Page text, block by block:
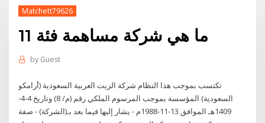
Matchett79626
ما هي شركة مساهمة فئة 11
by Guest
تكتسب بموجب هذا النظام شركة الزيت العربية السعودية (أرامكو
السعودية) المؤسسة بموجب المرسوم الملكي رقم (م/ 8) وتاريخ 4-4-
1409هـ الموافق 13-11-1988م - يشار إليها فيما بعد بـ(الشركة) - صفة